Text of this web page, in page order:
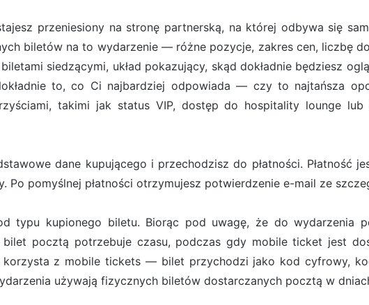
przeniesiony na stronę partnerską, na której odbywa się
biletów na to wydarzenie — różne pozycje, zakres cen, liczbę
siedzącymi, układ pokazujący, skąd dokładnie będziesz
to, co Ci najbardziej odpowiada — czy to najtańsza
takimi jak status VIP, dostęp do hospitality lounge
dane kupującego i przechodzisz do płatności. Płatność
Po pomyślnej płatności otrzymujesz potwierdzenie e-mail ze
typu kupionego biletu. Biorąc pod uwagę, że do wydarzenia
pocztą potrzebuje czasu, podczas gdy mobile ticket jest
korzysta z mobile tickets — bilet przychodzi jako kod cyfrowy,
używają fizycznych biletów dostarczanych pocztą w